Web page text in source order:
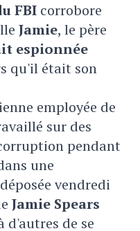
FBI corrobore
Jamie, le père
espionnée
qu'il était son
employée de
sur des
pendant
une
déposée vendredi
Jamie Spears
d'autres de se